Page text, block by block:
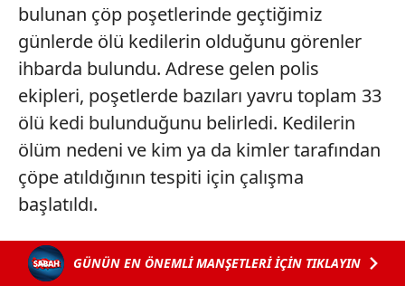
bulunan çöp poşetlerinde geçtiğimiz
günlerde ölü kedilerin olduğunu görenler
ihbarda bulundu. Adrese gelen polis
ekipleri, poşetlerde bazıları yavru toplam 33
ölü kedi bulunduğunu belirledi. Kedilerin
ölüm nedeni ve kim ya da kimler tarafından
çöpe atıldığının tespiti için çalışma
başlatıldı.
GÜNÜN EN ÖNEMLİ MANŞETLERİ İÇİN TIKLAYIN